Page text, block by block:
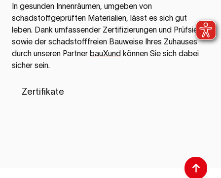
In gesunden Innenräumen, umgeben von
schadstoffgeprüften Materialien, lässt es sich gut
leben. Dank umfassender Zertifizierungen und Prüfsiegel
sowie der schadstofffreien Bauweise Ihres Zuhauses
durch unseren Partner bauXund können Sie sich dabei
sicher sein.
Zertifikate